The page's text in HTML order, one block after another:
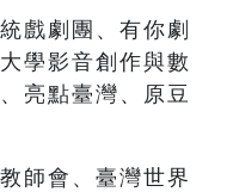
戲劇團、有你劇
學影音創作與數
亮點臺灣、原豆
師會、臺灣世界